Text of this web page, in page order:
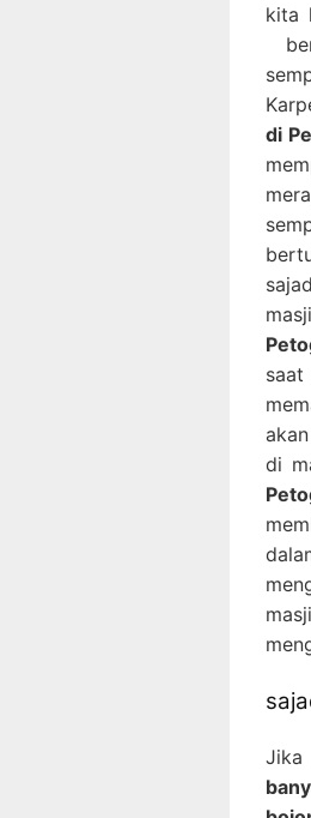
kita
di
di
Jika